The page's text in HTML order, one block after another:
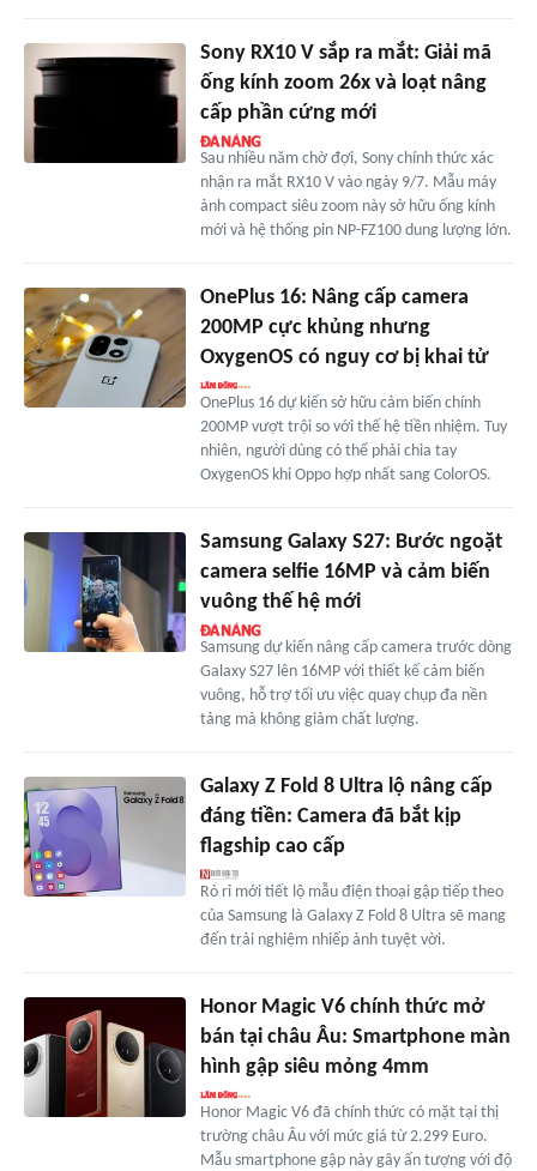
Sony RX10 V sắp ra mắt: Giải mã
ống kính zoom 26x và loạt nâng
cấp phần cứng mới
Sau nhiều năm chờ đợi, Sony chính thức xác
nhận ra mắt RX10 V vào ngày 9/7. Mẫu máy
ảnh compact siêu zoom này sở hữu ống kính
mới và hệ thống pin NP-FZ100 dung lượng lớn.
OnePlus 16: Nâng cấp camera
200MP cực khủng nhưng
OxygenOS có nguy cơ bị khai tử
OnePlus 16 dự kiến sở hữu cảm biến chính
200MP vượt trội so với thế hệ tiền nhiệm. Tuy
nhiên, người dùng có thể phải chia tay
OxygenOS khi Oppo hợp nhất sang ColorOS.
Samsung Galaxy S27: Bước ngoặt
camera selfie 16MP và cảm biến
vuông thế hệ mới
Samsung dự kiến nâng cấp camera trước dòng
Galaxy S27 lên 16MP với thiết kế cảm biến
vuông, hỗ trợ tối ưu việc quay chụp đa nền
tảng mà không giảm chất lượng.
Galaxy Z Fold 8 Ultra lộ nâng cấp
đáng tiền: Camera đã bắt kịp
flagship cao cấp
Rò rỉ mới tiết lộ mẫu điện thoại gập tiếp theo
của Samsung là Galaxy Z Fold 8 Ultra sẽ mang
đến trải nghiệm nhiếp ảnh tuyệt vời.
Honor Magic V6 chính thức mở
bán tại châu Âu: Smartphone màn
hình gập siêu mỏng 4mm
Honor Magic V6 đã chính thức có mặt tại thị
trường châu Âu với mức giá từ 2.299 Euro.
Mẫu smartphone gập này gây ấn tượng với độ